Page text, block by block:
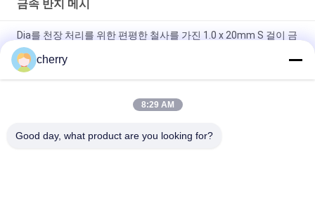
금속 반지 메시
Dia를 천장 처리를 위한 편평한 철사를 가진 1.0 x 20mm S 걸이 금
속 메시 휘장 둥글게 되십시오
금색 웰드 스테인리스 스틸 링 메시 커튼 호텔 장식
스테인레스 스틸 체인 메일 금속 Mesh 커튼 0.53x3.81mm 소방
cherry
8:29 AM
Good day, what product are you looking for?